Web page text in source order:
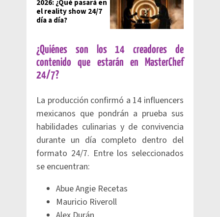
2026: ¿Qué pasará en
el reality show 24/7
día a día?
¿Quiénes son los 14 creadores de
contenido que estarán en MasterChef
24/7?
La producción confirmó a 14 influencers
mexicanos que pondrán a prueba sus
habilidades culinarias y de convivencia
durante un día completo dentro del
formato 24/7. Entre los seleccionados
se encuentran:
Abue Angie Recetas
Mauricio Riveroll